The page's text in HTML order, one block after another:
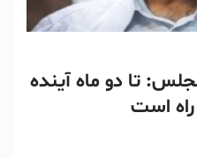
تا دو ماه آینده
است